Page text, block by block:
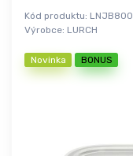
Kód produktu: LNJB800
Výrobce: LURCH
Novinka BONUS